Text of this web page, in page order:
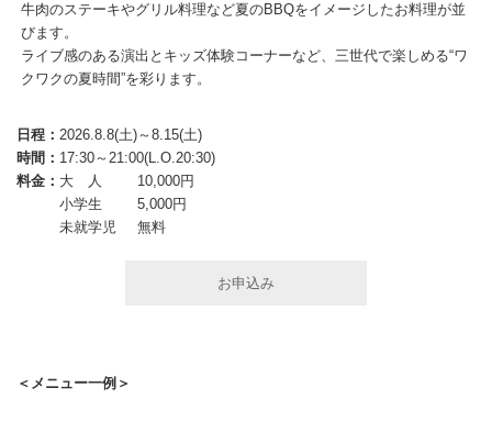
牛肉のステーキやグリル料理など夏のBBQをイメージしたお料理が並
びます。
ライブ感のある演出とキッズ体験コーナーなど、三世代で楽しめる“ワ
クワクの夏時間”を彩ります。
日程： 2026.8.8(土)～8.15(土)
時間： 17:30～21:00(L.O.20:30)
料金： 大 人
10,000円
小学生
5,000円
未就学児
無料
お申込み
＜メニュー一例＞